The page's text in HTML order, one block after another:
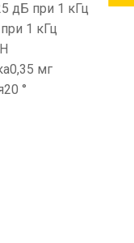
дБ при 1 кГц
1 кГц
мг
°